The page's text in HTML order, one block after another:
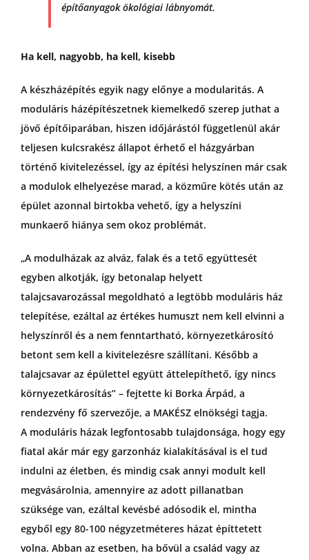
építőanyagok ökológiai lábnyomát.
Ha kell, nagyobb, ha kell, kisebb
A készházépítés egyik nagy előnye a modularitás. A
moduláris házépítészetnek kiemelkedő szerep juthat a
jövő építőiparában, hiszen időjárástól függetlenül akár
teljesen kulcsrakész állapot érhető el házgyárban
történő kivitelezéssel, így az építési helyszínen már csak
a modulok elhelyezése marad, a közműre kötés után az
épület azonnal birtokba vehető, így a helyszíni
munkaerő hiánya sem okoz problémát.
„A modulházak az alváz, falak és a tető együttesét
egyben alkotják, így betonalap helyett
talajcsavarozással megoldható a legtöbb moduláris ház
telepítése, ezáltal az értékes humuszt nem kell elvinni a
helyszínről és a nem fenntartható, környezetkárosító
betont sem kell a kivitelezésre szállítani. Később a
talajcsavar az épülettel együtt áttelepíthető, így nincs
környezetkárosítás” – fejtette ki Borka Árpád, a
rendezvény fő szervezője, a MAKÉSZ elnökségi tagja.
A moduláris házak legfontosabb tulajdonsága, hogy egy
fiatal akár már egy garzonház kialakításával is el tud
indulni az életben, és mindig csak annyi modult kell
megvásárolnia, amennyire az adott pillanatban
szüksége van, ezáltal kevésbé adósodik el, mintha
egyből egy 80-100 négyzetméteres házat építtetett
volna. Abban az esetben, ha bővül a család vagy az